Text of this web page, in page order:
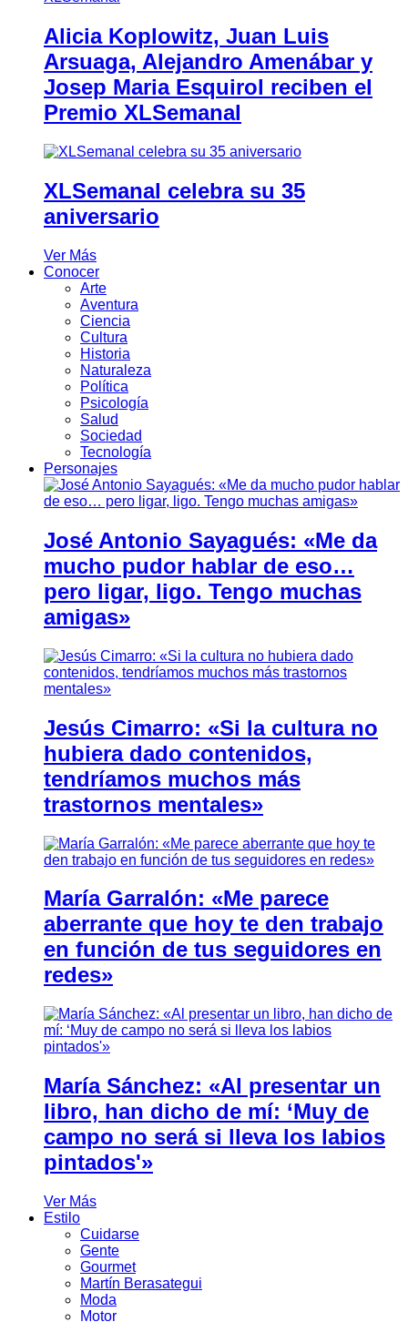
Alicia Koplowitz, Juan Luis
Arsuaga, Alejandro Amenábar y
Josep Maria Esquirol reciben el
Premio XLSemanal
XLSemanal celebra su 35
aniversario
Ver Más
Conocer
Arte
Aventura
Ciencia
Cultura
Historia
Naturaleza
Política
Psicología
Salud
Sociedad
Tecnología
Personajes
José Antonio Sayagués: «Me da
mucho pudor hablar de eso…
pero ligar, ligo. Tengo muchas
amigas»
Jesús Cimarro: «Si la cultura no
hubiera dado contenidos,
tendríamos muchos más
trastornos mentales»
María Garralón: «Me parece
aberrante que hoy te den trabajo
en función de tus seguidores en
redes»
María Sánchez: «Al presentar un
libro, han dicho de mí: ‘Muy de
campo no será si lleva los labios
pintados'»
Ver Más
Estilo
Cuidarse
Gente
Gourmet
Martín Berasategui
Moda
Motor